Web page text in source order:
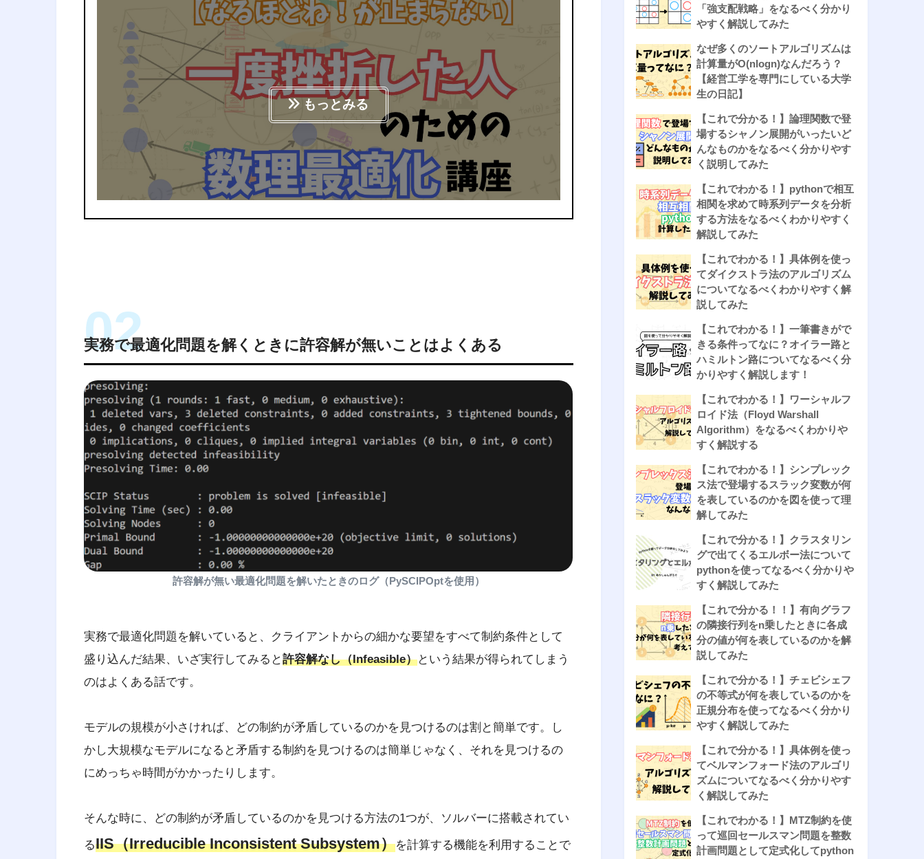
もっとみる
実務で最適化問題を解くときに許容解が無いことはよくある
許容解が無い最適化問題を解いたときのログ（PySCIPOptを使用）
実務で最適化問題を解いていると、クライアントからの細かな要望をすべて制約条件として
盛り込んだ結果、いざ実行してみると許容解なし（Infeasible）という結果が得られてしまう
のはよくある話です。
モデルの規模が小さければ、どの制約が矛盾しているのかを見つけるのは割と簡単です。し
かし大規模なモデルになると矛盾する制約を見つけるのは簡単じゃなく、それを見つけるの
にめっちゃ時間がかかったりします。
そんな時に、どの制約が矛盾しているのかを見つける方法の1つが、ソルバーに搭載されてい
るIIS（Irreducible Inconsistent Subsystem）を計算する機能を利用することで
「強支配戦略」をなるべく分かり
やすく解説してみた
なぜ多くのソートアルゴリズムは
計算量がO(nlogn)なんだろう？
【経営工学を専門にしている大学
生の日記】
【これで分かる！】論理関数で登
場するシャノン展開がいったいど
んなものかをなるべく分かりやす
く説明してみた
【これでわかる！】pythonで相互
相関を求めて時系列データを分析
する方法をなるべくわかりやすく
解説してみた
【これでわかる！】具体例を使っ
てダイクストラ法のアルゴリズム
についてなるべくわかりやすく解
説してみた
【これでわかる！】一筆書きがで
きる条件ってなに？オイラー路と
ハミルトン路についてなるべく分
かりやすく解説します！
【これでわかる！】ワーシャルフ
ロイド法（Floyd Warshall
Algorithm）をなるべくわかりや
すく解説する
【これでわかる！】シンプレック
ス法で登場するスラック変数が何
を表しているのかを図を使って理
解してみた
【これで分かる！】クラスタリン
グで出てくるエルボー法について
pythonを使ってなるべく分かりや
すく解説してみた
【これで分かる！！】有向グラフ
の隣接行列をn乗したときに各成
分の値が何を表しているのかを解
説してみた
【これで分かる！】チェビシェフ
の不等式が何を表しているのかを
正規分布を使ってなるべく分かり
やすく解説してみた
【これで分かる！】具体例を使っ
てベルマンフォード法のアルゴリ
ズムについてなるべく分かりやす
く解説してみた
【これでわかる！】MTZ制約を使
って巡回セールスマン問題を整数
計画問題として定式化してpython